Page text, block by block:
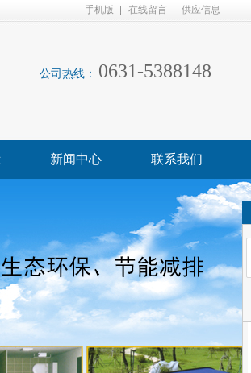
手机版 在线留言 供应信息
公司热线： 0631-5388148
新闻中心 联系我们